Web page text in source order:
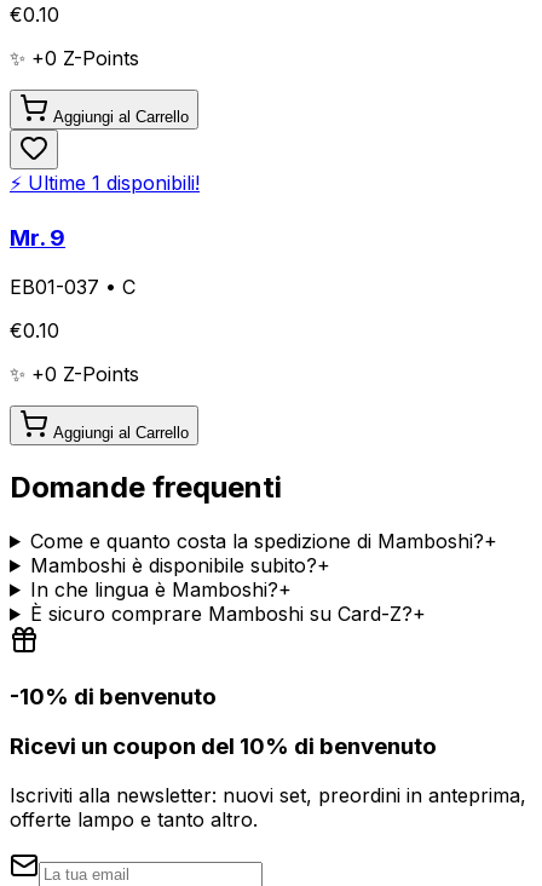
€0.10
✨ +0 Z-Points
Aggiungi al Carrello
⚡ Ultime 1 disponibili!
Mr. 9
EB01-037 • C
€0.10
✨ +0 Z-Points
Aggiungi al Carrello
Domande frequenti
Come e quanto costa la spedizione di Mamboshi?+
Mamboshi è disponibile subito?+
In che lingua è Mamboshi?+
È sicuro comprare Mamboshi su Card-Z?+
-10% di benvenuto
Ricevi un coupon del 10% di benvenuto
Iscriviti alla newsletter: nuovi set, preordini in anteprima,
offerte lampo e tanto altro.